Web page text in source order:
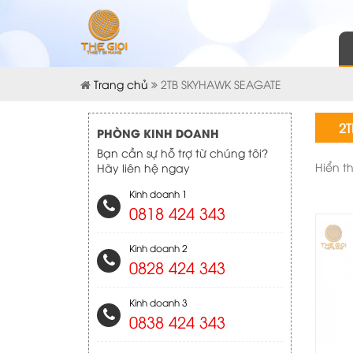
Trang chủ 2TB SKYHAWK SEAGATE
PHÒNG KINH DOANH
Bạn cần sự hỗ trợ từ chúng tôi?
Hãy liên hệ ngay
Kinh doanh 1
0818 424 343
Kinh doanh 2
0828 424 343
Kinh doanh 3
0838 424 343
Hiển